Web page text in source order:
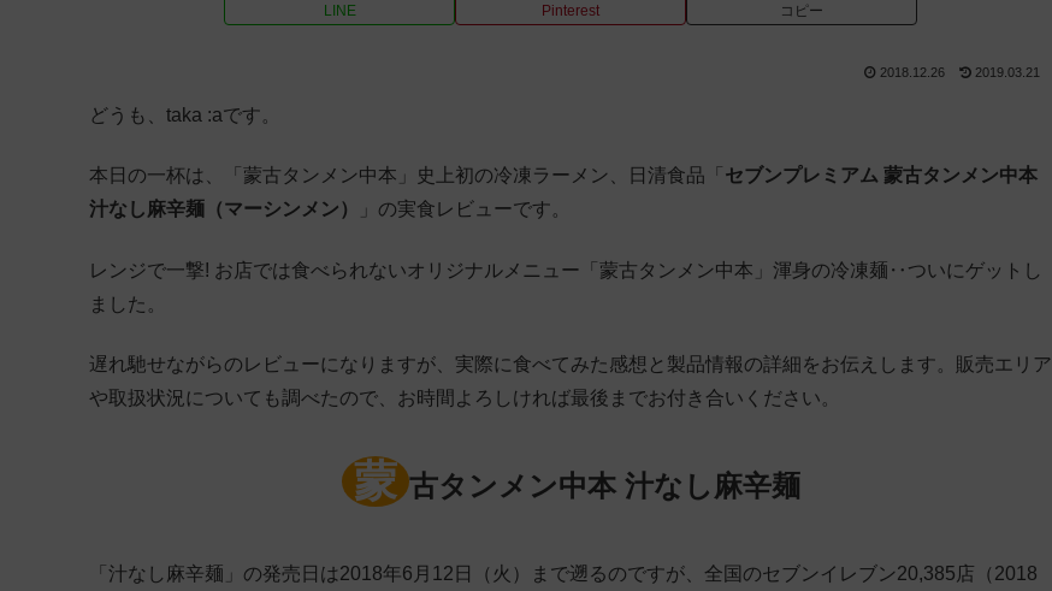
LINE Pinterest コピー
2018.12.26 2019.03.21
どうも、taka :aです。
本日の一杯は、「蒙古タンメン中本」史上初の冷凍ラーメン、日清食品「 セブンプレミアム 蒙古タンメン中本
汁なし麻辛麺（マーシンメン）
」の実食レビューです。
レンジで一撃! お店では食べられないオリジナルメニュー「蒙古タンメン中本」渾身の冷凍麺‥ついにゲットし
ました。
遅れ馳せながらのレビューになりますが、実際に食べてみた感想と製品情報の詳細をお伝えします。販売エリア
や取扱状況についても調べたので、お時間よろしければ最後までお付き合いください。
蒙 古タンメン中本 汁なし麻辛麺
「汁なし麻辛麺」の発売日は2018年6月12日（火）まで遡るのですが、全国のセブンイレブン20,385店（2018